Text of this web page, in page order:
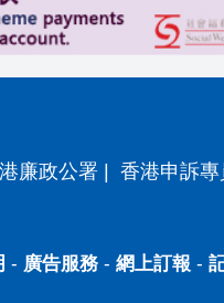
廉政公署
香港申訴
- 廣告服務- 網上訂報 -